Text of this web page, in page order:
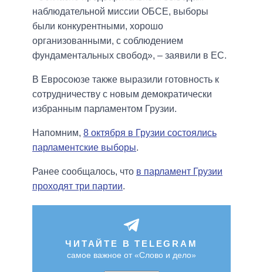
наблюдательной миссии ОБСЕ, выборы
были конкурентными, хорошо
организованными, с соблюдением
фундаментальных свобод», – заявили в ЕС.
В Евросоюзе также выразили готовность к
сотрудничеству с новым демократически
избранным парламентом Грузии.
Напомним, 8 октября в Грузии состоялись
парламентские выборы.
Ранее сообщалось, что в парламент Грузии
проходят три партии.
ЧИТАЙТЕ В TELEGRAM
самое важное от «Слово и дело»